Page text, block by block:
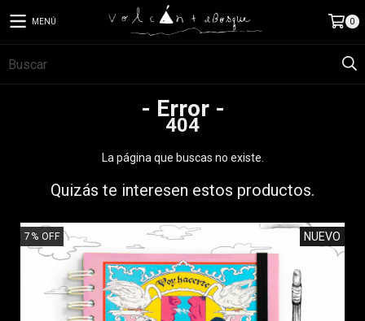
MENÚ 0
- Error -
404
La página que buscas no existe.
Quizás te interesen estos productos.
7 % OFF NUEVO